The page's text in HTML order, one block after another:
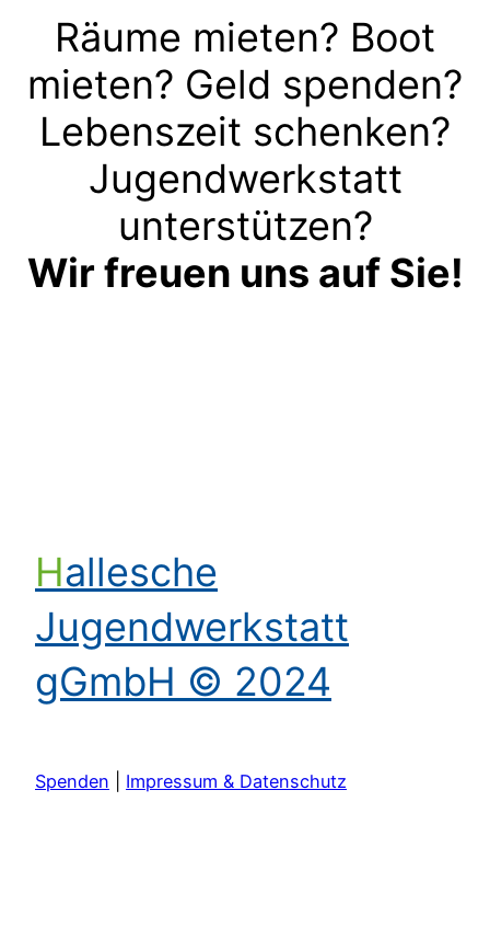
Räume mieten? Boot
mieten? Geld spenden?
Lebenszeit schenken?
Jugendwerkstatt
unterstützen?
Wir freuen uns auf Sie!
Hallesche
Jugendwerkstatt
gGmbH © 2024
Spenden Impressum & Datenschutz